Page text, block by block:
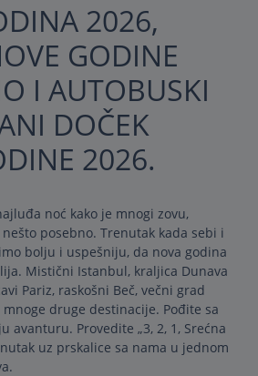
2026,
GODINE
I AUTOBUSKI
DOČEK
2026.
noć kako je mnogi zovu,
posebno. Trenutak kada sebi i
bolju i uspešniju, da nova godina
Mistični Istanbul, kraljica Dunava
Pariz, raskošni Beč, večni grad
mnoge druge destinacije. Pođite sa
avanturu. Provedite „3, 2, 1, Srećna
uz prskalice sa nama u jednom